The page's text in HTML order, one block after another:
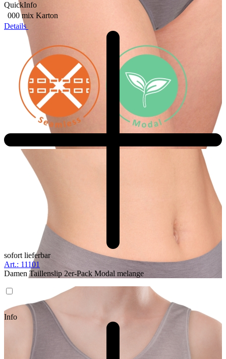
QuickInfo
000 mix Karton
Details
sofort lieferbar
Art.: 11101
Damen Taillenslip 2er-Pack Modal melange
Info